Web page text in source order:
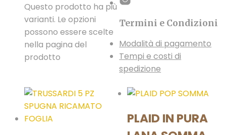
Questo prodotto ha più
varianti. Le opzioni
possono essere scelte
nella pagina del
prodotto
PLAID IN PURA
Termini e Condizioni
Modalità di pagamento
Tempi e costi di
spedizione